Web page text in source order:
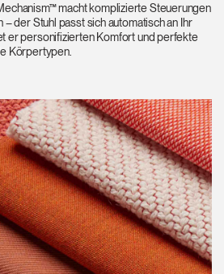
macht komplizierte Steuerungen
der Stuhl passt sich automatisch an Ihr
er personifizierten Komfort und perfekte
Körpertypen.